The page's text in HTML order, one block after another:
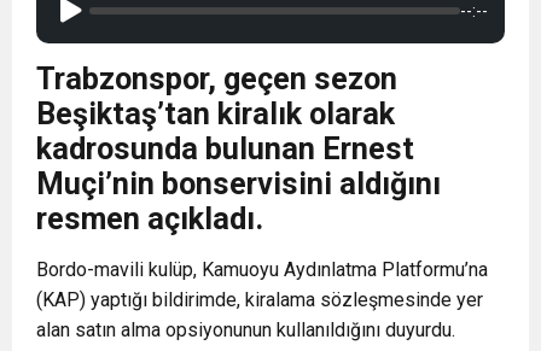
--:--
Trabzonspor, geçen sezon
Beşiktaş’tan kiralık olarak
kadrosunda bulunan Ernest
Muçi’nin bonservisini aldığını
resmen açıkladı.
Bordo-mavili kulüp, Kamuoyu Aydınlatma Platformu’na
(KAP) yaptığı bildirimde, kiralama sözleşmesinde yer
alan satın alma opsiyonunun kullanıldığını duyurdu.